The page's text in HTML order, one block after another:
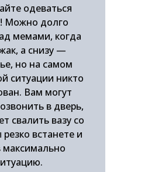
одеваться
Можно долго
мемами, когда
а снизу —
но на самом
ситуации никто
Вам могут
в дверь,
свалить вазу со
встанете и
максимально